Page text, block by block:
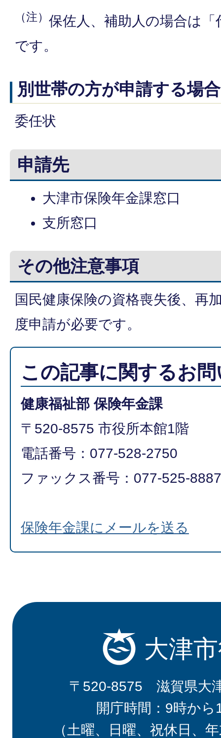
（注） 保佐人、補助人の場合は
です。
別世帯の方が申請する場合
委任状
申請先
大津市保険年金課窓口
支所窓口
その他注意事項
国民健康保険の資格喪失後、再
度申請が必要です。
この記事に関するお
健康福祉部 保険年金課
〒520-8575 市役所本館1階
電話番号：077-528-2750
ファックス番号：077-525-8887
保険年金課にメールを送る
大津
〒520-8575 滋賀県大
開庁時間：9時から
（土曜、日曜、祝休日、